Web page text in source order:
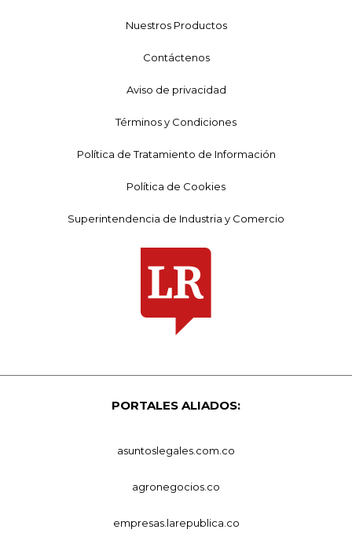
Nuestros Productos
Contáctenos
Aviso de privacidad
Términos y Condiciones
Política de Tratamiento de Información
Política de Cookies
Superintendencia de Industria y Comercio
PORTALES ALIADOS:
asuntoslegales.com.co
agronegocios.co
empresas.larepublica.co